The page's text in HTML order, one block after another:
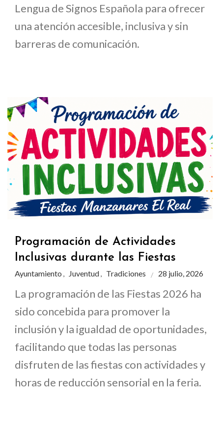
Lengua de Signos Española para ofrecer
una atención accesible, inclusiva y sin
barreras de comunicación.
Programación de Actividades
Inclusivas durante las Fiestas
Ayuntamiento , Juventud, Tradiciones 28 julio, 2026
La programación de las Fiestas 2026 ha
sido concebida para promover la
inclusión y la igualdad de oportunidades,
facilitando que todas las personas
disfruten de las fiestas con actividades y
horas de reducción sensorial en la feria.